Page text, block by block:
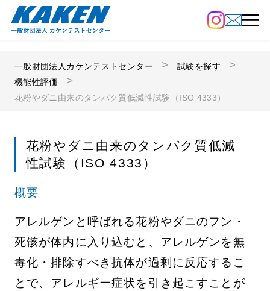
一般財団法人カケンテストセンター
試験を探す
機能性評価
花粉やダニ由来のタンパク質低減性試験（ISO 4333）
花粉やダニ由来のタンパク質低減
性試験（ISO 4333）
概要
アレルゲンと呼ばれる花粉やダニのフン・
死骸が体内に入り込むと、アレルゲンを無
毒化・排除すべき抗体が過剰に反応するこ
とで、アレルギー症状を引き起こすことが